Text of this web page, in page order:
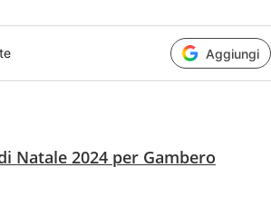
Aggiungi
Natale 2024 per Gambero